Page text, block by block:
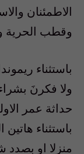
الاطمئنان
وقطب الحرية
باستثناء
ولا فكرنَ
حداثة عمر
باستثناء
منزلا او بصدد